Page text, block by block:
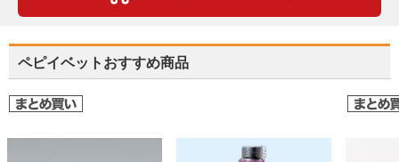
ペピイベットおすすめ商品